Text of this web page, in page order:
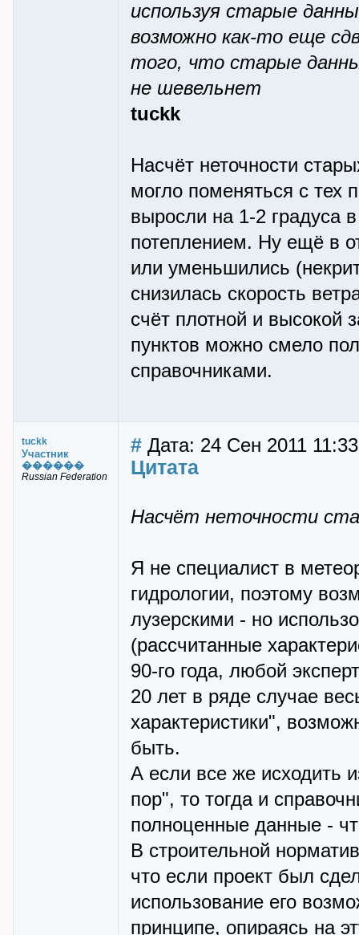
используя старые
возможно как-то еще
того, что старые
не шевельнет
tuckk
Насчёт неточности
могло поменяться с тех
выросли на 1-2 градуса
потеплением. Ну ещё в
или уменьшились
снизилась скорость
счёт плотной и высокой
пунктов можно смело
справочниками.
tuckk
Участник
������
Russian Federation
# Дата: 24 Сен 2011 11:33
Цитата
Насчёт неточности
Я не специалист в
гидрологии, поэтому
лузерскими - но
(рассчитанные
90-го года, любой
20 лет в ряде случае
характеристики",
быть.
А если все же исходить
пор", то тогда и
полноценные данные -
В строительной
что если проект был
использование его
принципе, опираясь на